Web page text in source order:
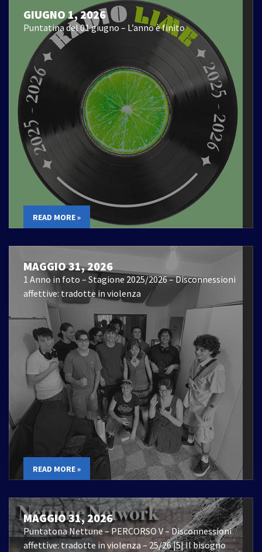
GIUGNO 1, 2026
Puntatina del 01 giugno – L’anno è finito
READ MORE »
MAGGIO 31, 2026
1 Anno in foto – Stagione 2025/2026 – Disconnessioni
affettive: tradotte in violenza
READ MORE »
MAGGIO 31, 2026
Puntatona Nettune – PERCORSO V – Disconnessioni
affettive: tradotte in violenza – 25/26 |5| Il bisogno